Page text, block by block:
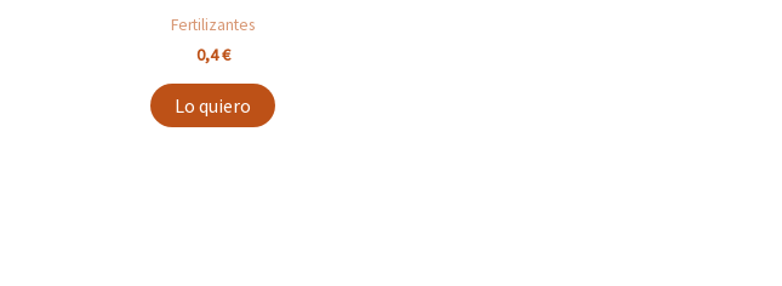
Fertilizantes
0,4€
Lo quiero